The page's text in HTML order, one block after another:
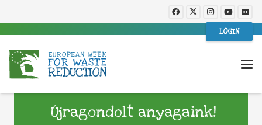
LOGIN
Újragondolt anyagaink!